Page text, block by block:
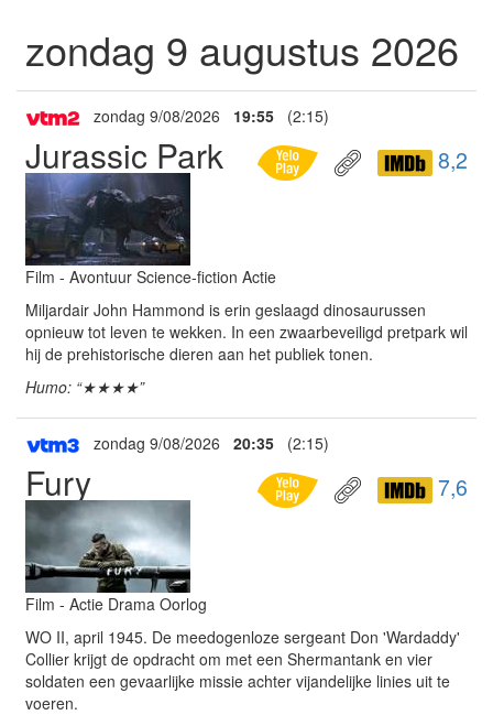
zondag 9 augustus 2026
zondag 9/08/2026 19:55 (2:15)
Jurassic Park 8,2
Film - Avontuur Science-fiction Actie
Miljardair John Hammond is erin geslaagd dinosaurussen
opnieuw tot leven te wekken. In een zwaarbeveiligd pretpark wil
hij de prehistorische dieren aan het publiek tonen.
Humo: “★★★★”
zondag 9/08/2026 20:35 (2:15)
Fury 7,6
Film - Actie Drama Oorlog
WO II, april 1945. De meedogenloze sergeant Don 'Wardaddy'
Collier krijgt de opdracht om met een Shermantank en vier
soldaten een gevaarlijke missie achter vijandelijke linies uit te
voeren.